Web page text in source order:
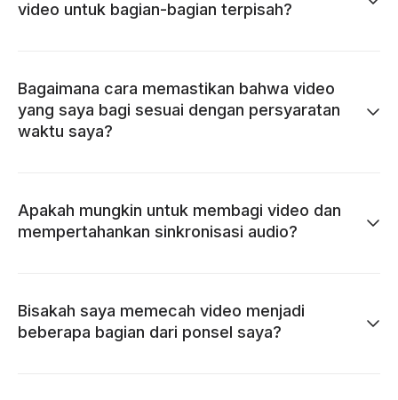
video untuk bagian-bagian terpisah?
Bagaimana cara memastikan bahwa video
yang saya bagi sesuai dengan persyaratan
waktu saya?
Apakah mungkin untuk membagi video dan
mempertahankan sinkronisasi audio?
Bisakah saya memecah video menjadi
beberapa bagian dari ponsel saya?